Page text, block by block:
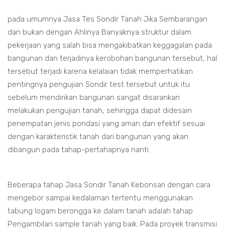
pada umumnya Jasa Tes Sondir Tanah Jika Sembarangan
dan bukan dengan Ahlinya Banyaknya struktur dalam
pekerjaan yang salah bisa mengakibatkan keggagalan pada
bangunan dan terjadinya kerobohan bangunan tersebut, hal
tersebut terjadi karena kelalaian tidak memperhatikan
pentingnya pengujian Sondir test tersebut untuk itu
sebelum mendirikan bangunan sangat disarankan
melakukan pengujian tanah, sehingga dapat didesain
penempatan jenis pondasi yang aman dan efektif sesuai
dengan karakteristik tanah dari bangunan yang akan
dibangun pada tahap-pertahapnya nanti.
Beberapa tahap Jasa Sondir Tanah Kebonsari dengan cara
mengebor sampai kedalaman tertentu menggunakan
tabung logam berongga ke dalam tanah adalah tahap
Pengambilan sample tanah yang baik. Pada proyek transmisi